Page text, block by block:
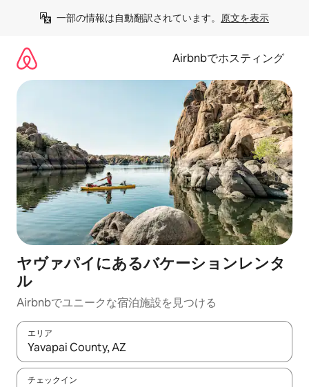
一部の情報は自動翻訳されています。 原文を表示
Airbnbでホスティング
ヤヴァパイにあるバケーションレンタ
ル
Airbnbでユニークな宿泊施設を見つける
エリア
検索結果が表示されたら、上下の矢印キーを使って移動するか
チェックイン